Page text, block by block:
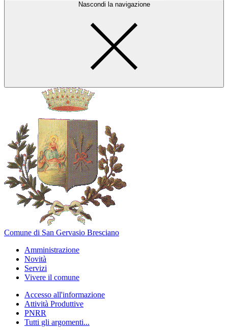
Nascondi la navigazione
Comune di San Gervasio Bresciano
Amministrazione
Novità
Servizi
Vivere il comune
Accesso all'informazione
Attività Produttive
PNRR
Tutti gli argomenti...